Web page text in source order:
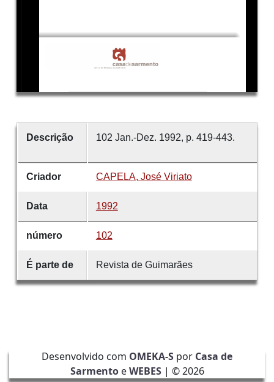
Descrição 102 Jan.-Dez. 1992, p. 419-443.
Criador CAPELA, José Viriato
Data 1992
número 102
É parte de Revista de Guimarães
Desenvolvido com OMEKA-S por Casa de
SarmentoeWEBES| ©2026